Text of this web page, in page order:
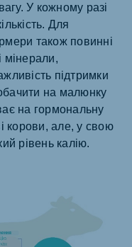
У кожному разі
Для
також повинні
мінерали,
підтримки
на малюнку
на гормональну
корови, але, у свою
рівень калію.